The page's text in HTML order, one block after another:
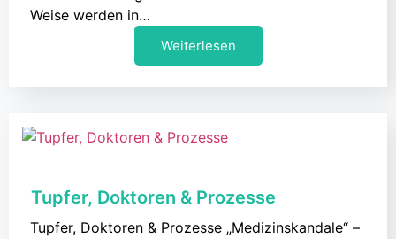
Weise werden in…
Weiterlesen
Tupfer, Doktoren & Prozesse
Tupfer, Doktoren & Prozesse „Medizinskandale“ –